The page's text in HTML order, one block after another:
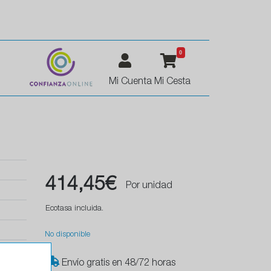
Mi Cuenta
0
Mi Cesta
414,45€ Por unidad
Ecotasa incluida.
No disponible
Envío gratis en 48/72 horas